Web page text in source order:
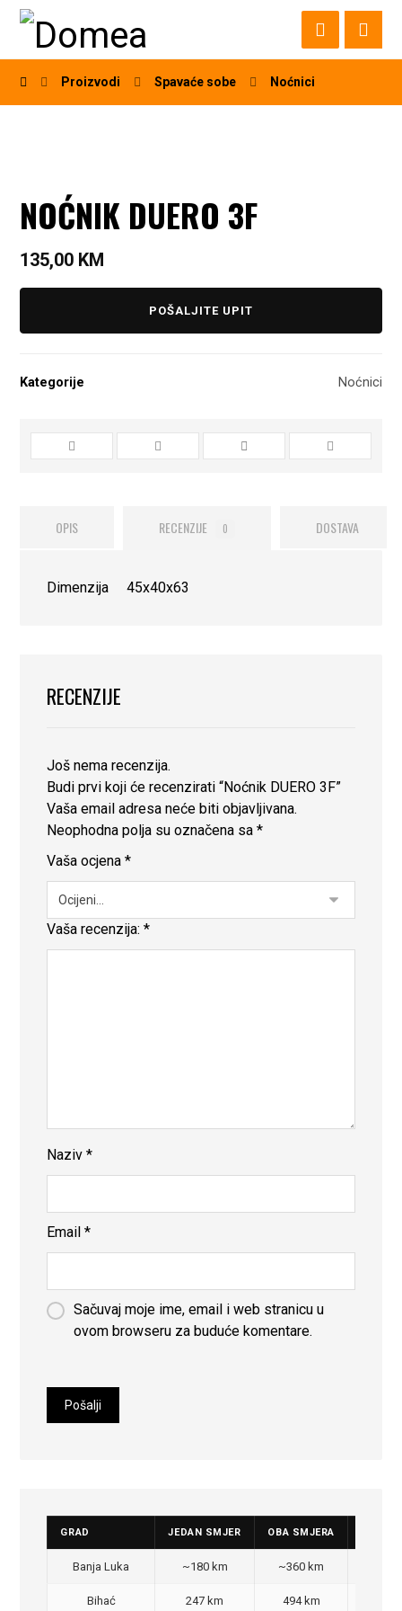
Proizvodi Spavaće sobe Noćnici
NOĆNIK DUERO 3F
135,00 KM
POŠALJITE UPIT
Kategorije Noćnici
OPIS RECENZIJE 0 DOSTAVA
Dimenzija 45x40x63
RECENZIJE
Još nema recenzija.
Budi prvi koji će recenzirati “Noćnik DUERO 3F”
Vaša email adresa neće biti objavljivana.
Neophodna polja su označena sa*
Vaša ocjena*
Vaša recenzija:*
Naziv*
Email*
Sačuvaj moje ime, email i web stranicu u
ovom browseru za buduće komentare.
GRAD JEDAN SMJER OBA SMJERA
Banja Luka ~180 km ~360 km
Bihać 247 km 494 km